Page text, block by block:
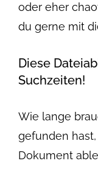
oder eher
du gerne mit
Diese
Suchzeiten!
Wie lange
gefunden
Dokument